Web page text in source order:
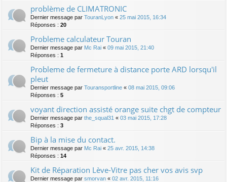
problème de CLIMATRONIC
Dernier message par TouranLyon « 25 mai 2015, 16:34
Réponses : 20
Probleme calculateur Touran
Dernier message par Mc Rai « 09 mai 2015, 21:40
Réponses : 1
Probleme de fermeture à distance porte ARD lorsqu'il
pleut
Dernier message par Touransportline « 08 mai 2015, 09:06
Réponses : 5
voyant direction assisté orange suite chgt de compteur
Dernier message par the_squal31 « 03 mai 2015, 17:28
Réponses : 3
Bip à la mise du contact.
Dernier message par Mc Rai « 25 avr. 2015, 14:38
Réponses : 14
Kit de Réparation Lève-Vitre pas cher vos avis svp
Dernier message par smorvan « 02 avr. 2015, 11:16